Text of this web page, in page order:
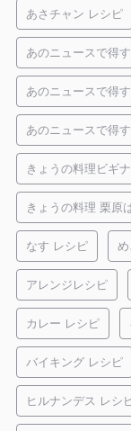
あさチャン レシピ
あのニュースで得
あのニュースで得
あのニュースで得
きょうの料理ビギ
きょうの料理 栗原
なす レシピ
アレンジレシピ
カレー レシピ
バイキング レシピ
ヒルナンデス レシ